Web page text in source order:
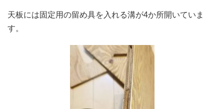
天板には固定用の留め具を入れる溝が4か所開いていま
す。